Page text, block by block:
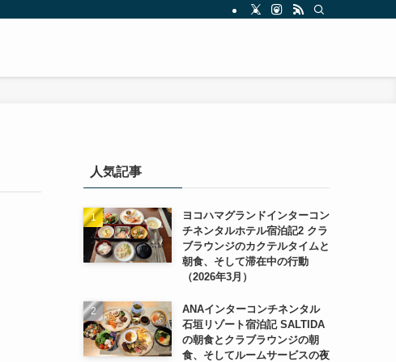
人気記事
ヨコハマグランドインターコン
チネンタルホテル宿泊記2 クラ
ブラウンジのカクテルタイムと
朝食、そして滞在中の行動
（2026年3月）
ANAインターコンチネンタル
石垣リゾート宿泊記 SALTIDA
の朝食とクラブラウンジの朝
食、そしてルームサービスの夜